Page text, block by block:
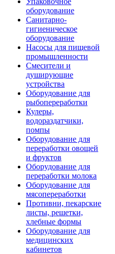
оборудование
Санитарно-
гигиеническое
оборудование
Насосы для пищевой
промышленности
Смесители и
душирующие
устройства
Оборудование для
рыбопереработки
Кулеры,
водораздатчики,
помпы
Оборудование для
переработки овощей
и фруктов
Оборудование для
переработки молока
Оборудование для
мясопереработки
Противни, пекарские
листы, решетки,
хлебные формы
Оборудование для
медицинских
кабинетов